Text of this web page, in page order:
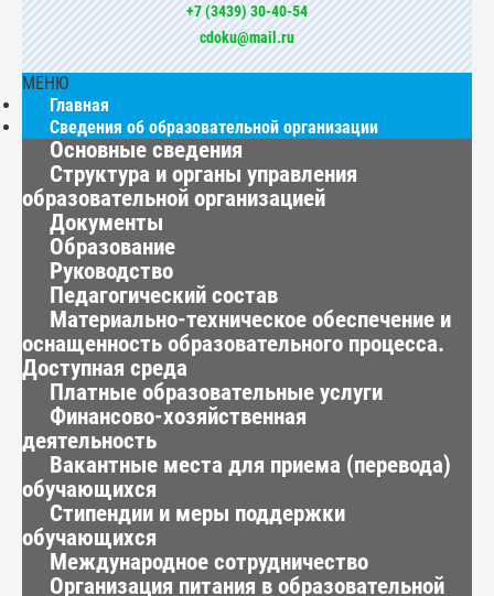
+7 (3439) 30-40-54
cdoku@mail.ru
МЕНЮ
Главная
Сведения об образовательной организации
Основные сведения
Структура и органы управления
образовательной организацией
Документы
Образование
Руководство
Педагогический состав
Материально-техническое обеспечение и
оснащенность образовательного процесса.
Доступная среда
Платные образовательные услуги
Финансово-хозяйственная
деятельность
Вакантные места для приема (перевода)
обучающихся
Стипендии и меры поддержки
обучающихся
Международное сотрудничество
Организация питания в образовательной